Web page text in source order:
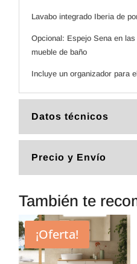
Lavabo integrado Iberia de
Opcional: Espejo Sena en
mueble de baño
Incluye un organizador para
Datos técnicos
Precio y Envío
También te
¡Oferta!